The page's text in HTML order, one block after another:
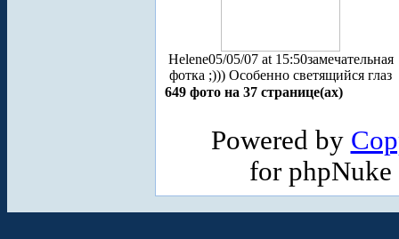
Helene05/05/07 at 15:50замечательная
фотка ;))) Особенно светящийся глаз
649 фото на 37 странице(ах)
Powered by
for